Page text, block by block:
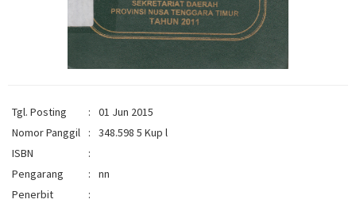
Tgl. Posting :
01 Jun 2015
Nomor Panggil
:
348.598 5 Kup l
ISBN
:
Pengarang
:
nn
Penerbit
: